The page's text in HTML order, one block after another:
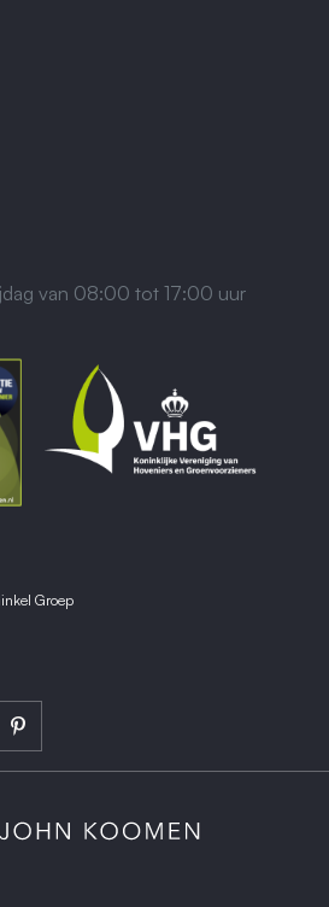
van 08:00 tot 17:00 uur
Groep